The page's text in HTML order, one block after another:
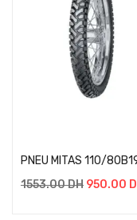
1553.00DH 950.00